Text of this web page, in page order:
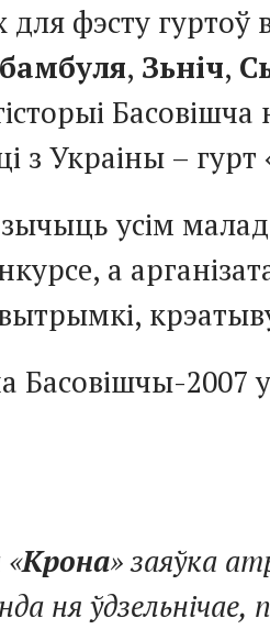
фэсту гуртоў
, Зьніч,
Басовішча
з Украіны – гурт
усім
а
Басовішчы-2007
Крона» заяўка
ня ўдзельнічае,